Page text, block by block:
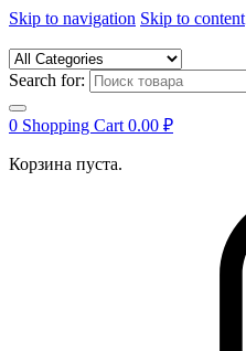
Skip to navigation Skip to content
Search for:
0 Shopping Cart 0.00 ₽
Корзина пуста.